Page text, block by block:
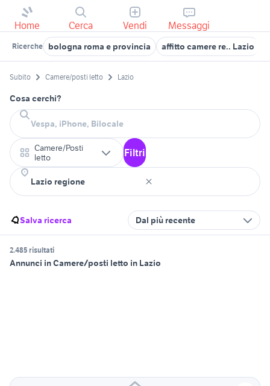
Home Cerca Vendi Messaggi
Ricerche bologna roma e provincia affitto camere re.. Lazio
Subito Camere/posti letto Lazio
Cosa cerchi?
Camere/Posti
letto
Filtri
Salva ricerca Dal più recente
2.485 risultati
Annunci in Camere/posti letto in Lazio